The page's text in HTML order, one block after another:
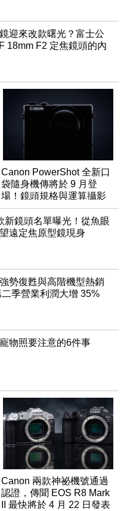
迎來改款曙光？富士公
18mm F2 定焦鏡頭的內
Canon PowerShot 全新口
袋隨身機傳將於 9 月登
場！鏡頭規格與運算攝影
升級成為焦點
新鏡頭名單曝光！從魚眼
遠定焦原型鏡現身
勢復甦與高階機型熱銷
季營業利潤大增 35%
物照要注意的6件事
Canon 兩款神祕機號通過
認證，傳聞 EOS R8 Mark
II 最快將於 4 月 22 日發表